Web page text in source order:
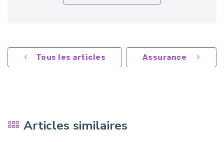
Tous les articles Assurance
Articles similaires